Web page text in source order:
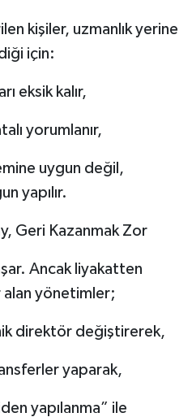
kişiler, uzmanlık yerine
için:
eksik kalır,
yorumlanır,
uygun değil,
yapılır.
Geri Kazanmak Zor
Ancak liyakatten
alan yönetimler;
direktör değiştirerek,
yaparak,
yapılanma” ile